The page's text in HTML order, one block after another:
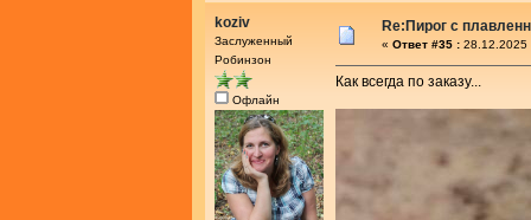
koziv
Заслуженный
Робинзон
Офлайн
Re:Пирог с
« Ответ #35 : 28.12.2025
Как всегда по заказу...